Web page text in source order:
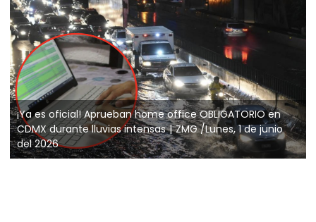
¡Ya es oficial! Aprueban home office OBLIGATORIO en
CDMX durante lluvias intensas
ZMG /Lunes, 1 de junio
del 2026